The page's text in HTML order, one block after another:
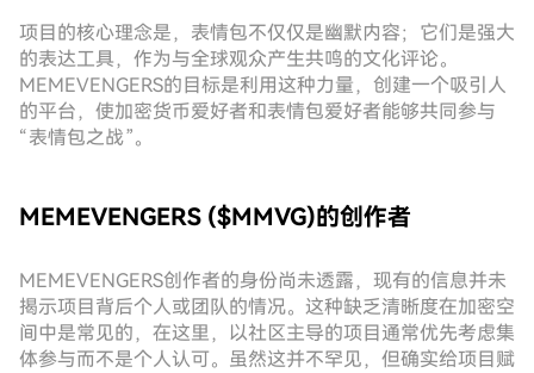
项目的核心理念是，表情包不仅仅是幽默内容；它们是强大
的表达工具，作为与全球观众产生共鸣的文化评论。
MEMEVENGERS的目标是利用这种力量，创建一个吸引人
的平台，使加密货币爱好者和表情包爱好者能够共同参与
“表情包之战”。
MEMEVENGERS ($MMVG)的创作者
MEMEVENGERS创作者的身份尚未透露，现有的信息并未
揭示项目背后个人或团队的情况。这种缺乏清晰度在加密空
间中是常见的，在这里，以社区主导的项目通常优先考虑集
体参与而不是个人认可。虽然这并不罕见，但确实给项目赋